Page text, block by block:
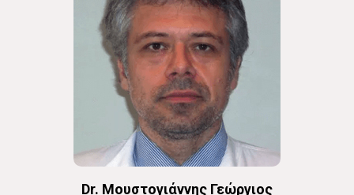
Dr. Μουστογιάννης Γεώργιος